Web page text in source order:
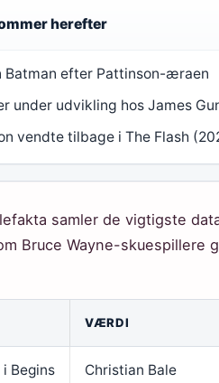
herefter
Batman efter Pattinson-æraen
under udvikling hos James
vendte tilbage i The Flash
samler de vigtigste
Bruce Wayne-skuespillere
VÆRDI
Begins Christian Bale